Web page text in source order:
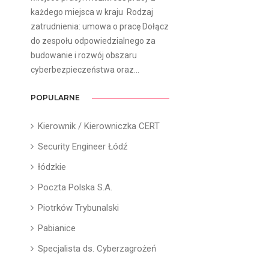
każdego miejsca w kraju ​ Rodzaj
zatrudnienia: umowa o pracę Dołącz
do zespołu odpowiedzialnego za
budowanie i rozwój obszaru
cyberbezpieczeństwa oraz...
POPULARNE
Kierownik / Kierowniczka CERT
Security Engineer Łódź
łódzkie
Poczta Polska S.A.
Piotrków Trybunalski
Pabianice
Specjalista ds. Cyberzagrożeń